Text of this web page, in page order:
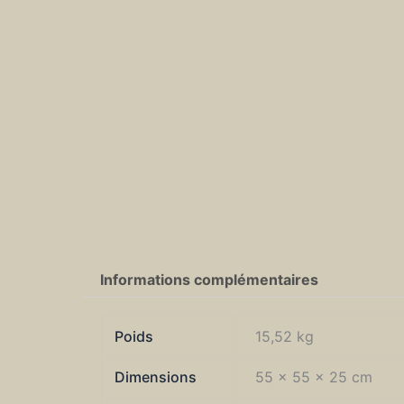
Informations complémentaires
Poids 15,52 kg
Dimensions 55 × 55 × 25 cm